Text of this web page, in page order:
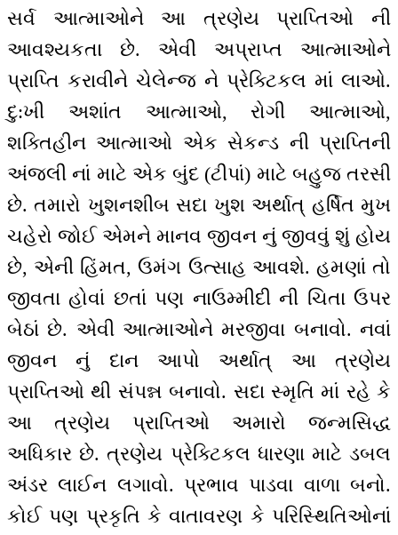
સર્વ આત્માઓને આ ત્રણેય પ્રાપ્તિઓ ની
આવશ્યકતા છે. એવી અપ્રાપ્ત આત્માઓને
પ્રાપ્તિ કરાવીને ચેલેન્જ ને પ્રેક્ટિકલ માં લાઓ.
દુ:ખી અશાંત આત્માઓ, રોગી આત્માઓ,
શક્તિહીન આત્માઓ એક સેકન્ડ ની પ્રાપ્તિની
અંજલી નાં માટે એક બુંદ (ટીપાં) માટે બહુજ તરસી
છે. તમારો ખુશનશીબ સદા ખુશ અર્થાત્ હર્ષિત મુખ
ચહેરો જોઈ એમને માનવ જીવન નું જીવવું શું હોય
છે, એની હિંમત, ઉમંગ ઉત્સાહ આવશે. હમણાં તો
જીવતા હોવાં છતાં પણ નાઉમ્મીદી ની ચિતા ઉપર
બેઠાં છે. એવી આત્માઓને મરજીવા બનાવો. નવાં
જીવન નું દાન આપો અર્થાત્ આ ત્રણેય
પ્રાપ્તિઓ થી સંપન્ન બનાવો. સદા સ્મૃતિ માં રહે કે
આ ત્રણેય પ્રાપ્તિઓ અમારો જન્મસિદ્ધ
અધિકાર છે. ત્રણેય પ્રેક્ટિકલ ધારણા માટે ડબલ
અંડર લાઈન લગાવો. પ્રભાવ પાડવા વાળા બનો.
કોઈ પણ પ્રકૃતિ કે વાતાવરણ કે પરિસ્થિતિઓનાં